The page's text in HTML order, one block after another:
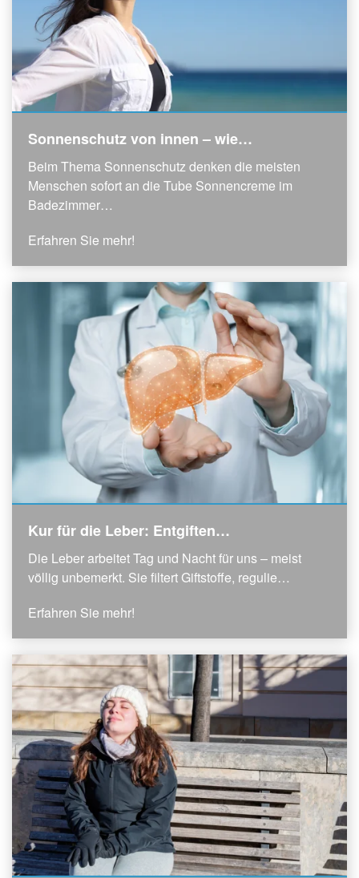
Sonnenschutz von innen – wie…
Beim Thema Sonnenschutz denken die meisten
Menschen sofort an die Tube Sonnencreme im
Badezimmer…
Erfahren Sie mehr!
Kur für die Leber: Entgiften…
Die Leber arbeitet Tag und Nacht für uns – meist
völlig unbemerkt. Sie filtert Giftstoffe, regulie…
Erfahren Sie mehr!